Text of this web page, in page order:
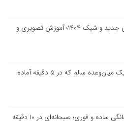
۱۰ مدل دسر یلدایی جدید و شیک ۱۴۰۴؛ آموزش تصویری و
دسر ماست و انار؛ یک میان‌وعده سالم که در ۵ دقیقه آماده
ساده و فوری؛ صبحانه‌ای در ۱۰ دقیقه